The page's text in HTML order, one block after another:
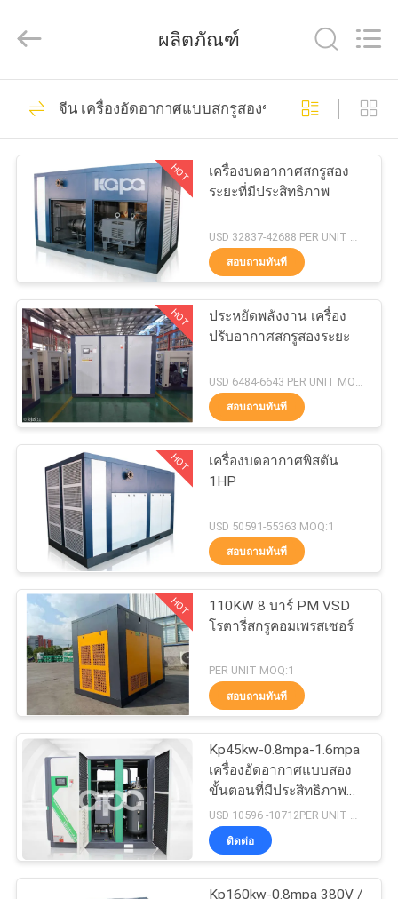
บ้าน
สินค้า
วิดีโอ
เกี่ยว
กับ
เรา
ทัวร์
โรงงาน
ควบคุม
คุณภาพ
ติดต่อ
เรา
แผนผัง
2026
เครื่องอัดอากาศแบบ
สกรูสองขั้น
23
เครื่องอัดอากาศแบบ
รวมการตัดด้วย
เลเซอร์
65
เครื่องอัดอากาศแบบ
สายพาน
เครื่องอัดอากาศแบบ
สกรู
เครื่องอัดอากาศแบบ
33
ผลิตภัณฑ์
จีน เครื่องอัดอากาศแบบสกรูสองขั้น
HOT
เครื่องบดอากาศสกรูสอง
ระยะที่มีประสิทธิภาพ
USD 32837-42688 PER UNIT MOQ:1
สอบถามทันที
HOT
ประหยัดพลังงาน เครื่อง
ปรับอากาศสกรูสองระยะ
สอบถามทันที
HOT
เครื่องบดอากาศพิสตัน
1HP
USD 50591-55363 MOQ:1
สอบถามทันที
HOT
110KW 8 บาร์ PM VSD
โรตารี่สกรูคอมเพรสเซอร์
PER UNIT MOQ:1
สอบถามทันที
Kp45kw-0.8mpa-1.6mpa
เครื่องอัดอากาศแบบสอง
ขั้นตอนที่มีประสิทธิภาพ
และประหยัดพลังงาน
USD 10596 -10712PER UNIT MOQ:1
ติดต่อ
Kp160kw-0.8mpa 380V /